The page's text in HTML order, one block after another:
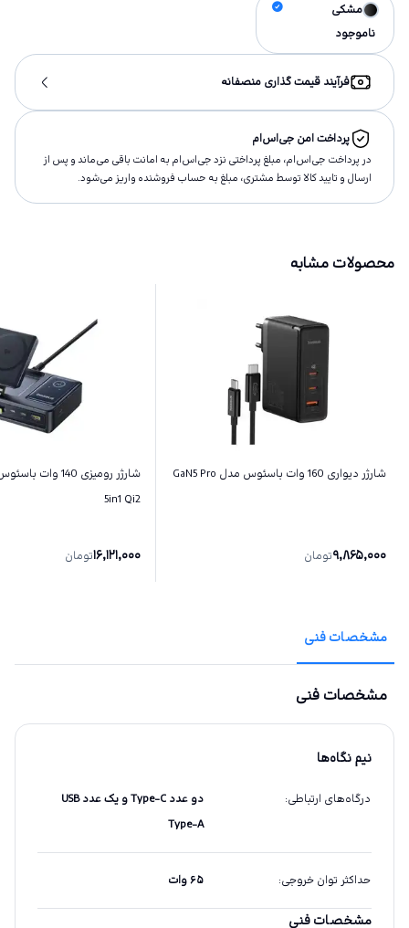
مشکی
ناموجود
فرآیند قیمت گذاری منصفانه
پرداخت امن جی‌اس‌ام
در پرداخت جی‌اس‌ام، مبلغ پرداختى نزد جی‌اس‌ام به امانت باقى مى‌ماند و پس از
ارسال و تاييد كالا توسط مشتری، مبلغ به حساب فروشنده واريز مى‌شود.
محصولات مشابه
شارژر دیواری 160 وات باسئوس مدل GaN5 Pro
9,865,000تومان
5in1 Qi2
16,121,000تومان
مشخصات فنی
مشخصات فنی
نیم نگاه‌ها
درگاه‌های ارتباطی:
دو عدد Type-C و یک عدد USB
Type-A
حداکثر توان خروجی: ۶۵ وات
مشخصات فنی